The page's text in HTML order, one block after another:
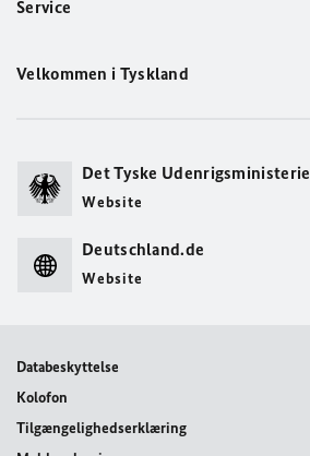
Service
Velkommen i Tyskland
Det Tyske Udenrigsministerie
Website
Deutschland.de
Website
Databeskyttelse
Kolofon
Tilgængelighedserklæring